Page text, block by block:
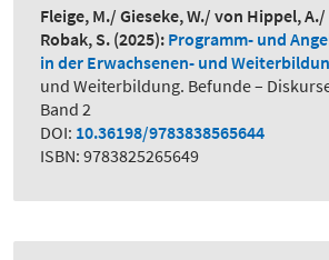
Fleige, M./ Gieseke, W./ von Hippel,
Robak, S. (2025): Programm- und
in der Erwachsenen- und
und Weiterbildung. Befunde –
Band 2
DOI: 10.36198/9783838565644
ISBN: 9783825265649